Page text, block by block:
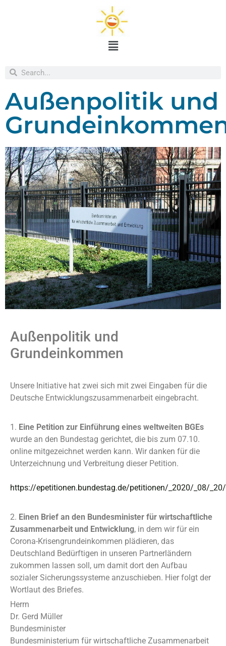
Außenpolitik und
Außenpolitik und
Grundeinkommen
Unsere Initiative hat zwei sich mit zwei Eingaben für die
Deutsche Entwicklungszusammenarbeit eingebracht.
1. Eine Petition zur Einführung eines weltweiten BGEs
wurde an den Bundestag gerichtet, die bis zum 07.10.
online mitgezeichnet werden kann. Wir danken für die
Unterzeichnung und Verbreitung dieser Petition.
https://epetitionen.bundestag.de/petitionen/_2020/_08/
2. Einen Brief an den Bundesminister für wirtschaftliche
Zusammenarbeit und Entwicklung, in dem wir für ein
Corona-Krisengrundeinkommen plädieren, das
Deutschland Bedürftigen in unseren Partnerländern
zukommen lassen soll, um damit dort den Aufbau
sozialer Sicherungssysteme anzuschieben. Hier folgt der
Wortlaut des Briefes.
Herrn
Dr. Gerd Müller
Bundesminister
Bundesministerium für wirtschaftliche Zusammenarbeit